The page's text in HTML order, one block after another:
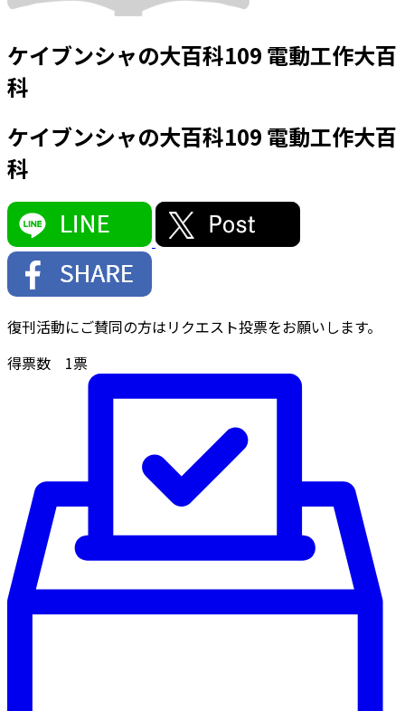
ケイブンシャの大百科109 電動工作大百
科
ケイブンシャの大百科109 電動工作大百
科
復刊活動にご賛同の方はリクエスト投票をお願いします。
得票数 1票